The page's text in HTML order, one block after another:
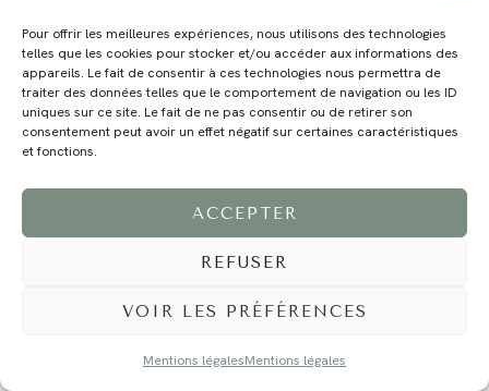
Pour offrir les meilleures expériences, nous utilisons des technologies
telles que les cookies pour stocker et/ou accéder aux informations des
appareils. Le fait de consentir à ces technologies nous permettra de
traiter des données telles que le comportement de navigation ou les ID
uniques sur ce site. Le fait de ne pas consentir ou de retirer son
consentement peut avoir un effet négatif sur certaines caractéristiques
et fonctions.
ACCEPTER
REFUSER
VOIR LES PRÉFÉRENCES
Mentions légalesMentions légales
MAGALI PRESTATIONS YOGA VOYAGE BLOG CONTACT
©2024 EI Magali Selvi - Photographe Famille et Mariage - Nice - Côte d'Azur -